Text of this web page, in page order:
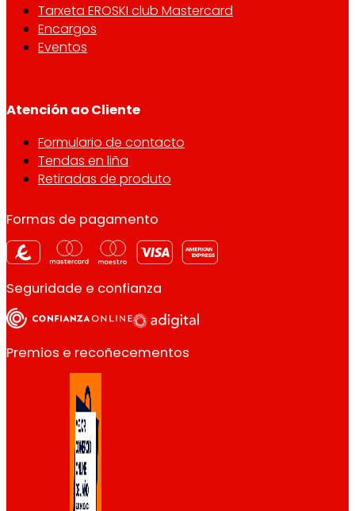
Tarxeta EROSKI club Mastercard
Encargos
Eventos
Atención ao Cliente
Formulario de contacto
Tendas en liña
Retiradas de produto
Formas de pagamento
Seguridade e confianza
Premios e recoñecementos